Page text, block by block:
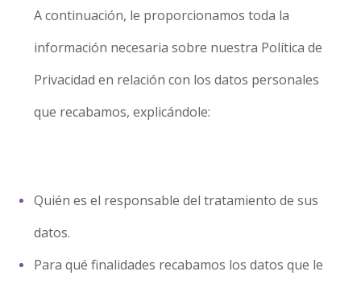
A continuación, le proporcionamos toda la
información necesaria sobre nuestra Política de
Privacidad en relación con los datos personales
que recabamos, explicándole:
Quién es el responsable del tratamiento de sus
datos.
Para qué finalidades recabamos los datos que le